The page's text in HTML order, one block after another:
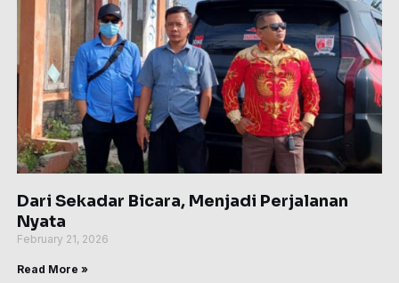
Dari Sekadar Bicara, Menjadi Perjalanan
Nyata
February 21, 2026
Read More »